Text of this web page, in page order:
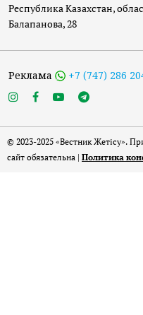
Республика Казахстан,
Балапанова, 28
Реклама +7 (747) 286
© 2023-2025 «Вестник Жетісу».
сайт обязательна | Политика